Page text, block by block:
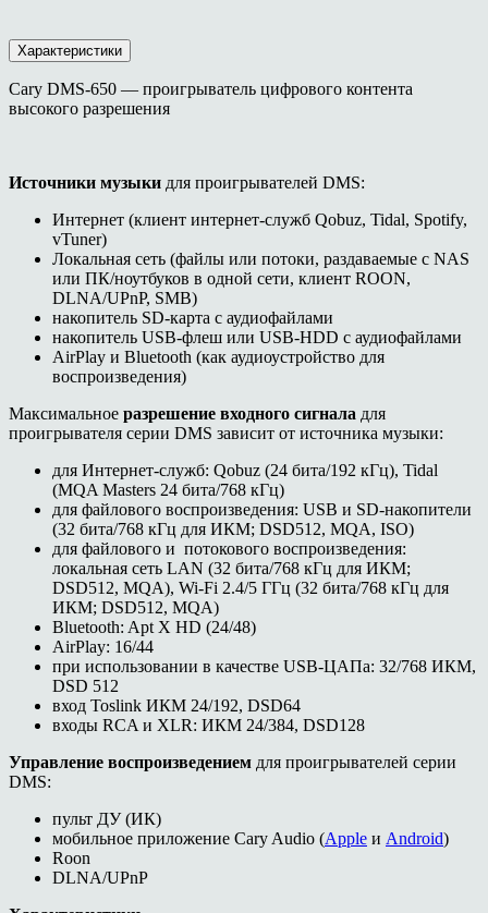
Характеристики
Cary DMS-650 — проигрыватель цифрового контента
высокого разрешения
Источники музыки для проигрывателей DMS:
Интернет (клиент интернет-служб Qobuz, Tidal, Spotify,
vTuner)
Локальная сеть (файлы или потоки, раздаваемые с NAS
или ПК/ноутбуков в одной сети, клиент ROON,
DLNA/UPnP, SMB)
накопитель SD-карта с аудиофайлами
накопитель USB-флеш или USB-HDD с аудиофайлами
AirPlay и Bluetooth (как аудиоустройство для
воспроизведения)
Максимальное разрешение входного сигнала для
проигрывателя серии DMS зависит от источника музыки:
для Интернет-служб: Qobuz (24 бита/192 кГц), Tidal
(MQA Masters 24 бита/768 кГц)
для файлового воспроизведения: USB и SD-накопители
(32 бита/768 кГц для ИКМ; DSD512, MQA, ISO)
для файлового и потокового воспроизведения:
локальная сеть LAN (32 бита/768 кГц для ИКМ;
DSD512, MQA), Wi-Fi 2.4/5 ГГц (32 бита/768 кГц для
ИКМ; DSD512, MQA)
Bluetooth: Apt X HD (24/48)
AirPlay: 16/44
при использовании в качестве USB-ЦАПа: 32/768 ИКМ,
DSD 512
вход Toslink ИКМ 24/192, DSD64
входы RCA и XLR: ИКМ 24/384, DSD128
Управление воспроизведением для проигрывателей серии
DMS:
пульт ДУ (ИК)
мобильное приложение Cary Audio (Apple и Android)
Roon
DLNA/UPnP